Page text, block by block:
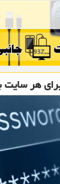
هر سایت